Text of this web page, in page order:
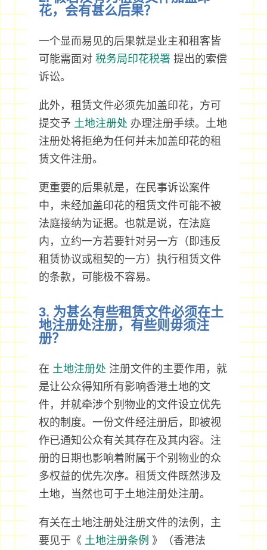
花，会有甚么后果？
一个显而易见的后果就是业主和租客皆
可能需面对 税务局印花税署 提出的索偿
诉讼。
此外，租赁文件必须先加盖印花，方可
提交予 土地注册处办理注册手续。土地
注册处将拒绝为任何并未加盖印花的租
赁文件注册。
更重要的后果就是，在民事诉讼案件
中，未经加盖印花的租赁文件可能不被
法庭接纳为证据。也就是说，在法庭
内，立约一方若要针对另一方（即违反
租赁协议或租契的一方）执行租赁文件
的条款，可能极不容易。
3. 为甚么有些租赁文件必须在土
地注册处注册，有些则毋须注
册？
在 土地注册处注册文件的主要作用，就
是让公众得知所有影响香港土地的文
件，并就牵涉个别物业的文件设立优先
权的制度。一份文件经注册后，即被视
作已通知公众有关其存在及其内容。注
册的日期也影响着附属于个别物业的众
多权益的优先次序。租赁文件既然涉及
土地，当然也可于土地注册处注册。
有关在土地注册处注册文件的法例，主
要见于《 土地注册条例 》（香港法